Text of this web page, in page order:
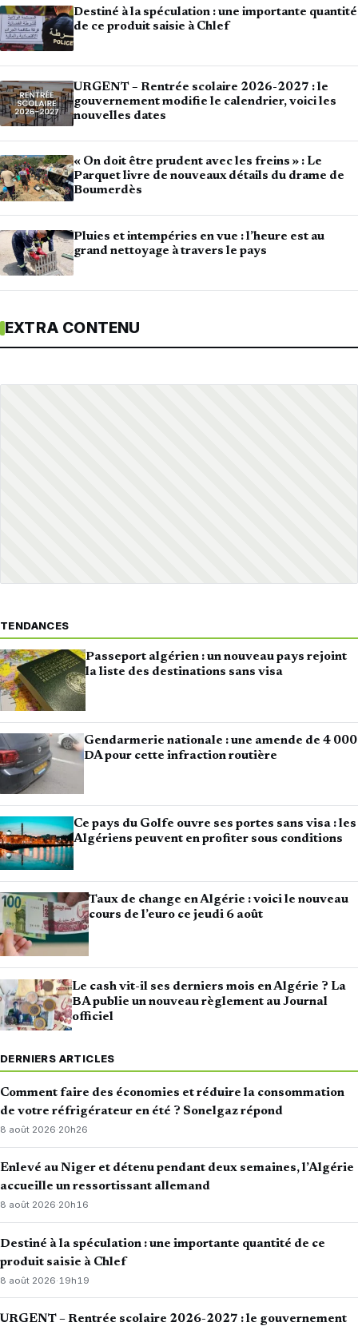
Destiné à la spéculation : une importante quantité
de ce produit saisie à Chlef
URGENT – Rentrée scolaire 2026-2027 : le
gouvernement modifie le calendrier, voici les
nouvelles dates
« On doit être prudent avec les freins » : Le
Parquet livre de nouveaux détails du drame de
Boumerdès
Pluies et intempéries en vue : l’heure est au
grand nettoyage à travers le pays
EXTRA CONTENU
TENDANCES
Passeport algérien : un nouveau pays rejoint
la liste des destinations sans visa
Gendarmerie nationale : une amende de 4 000
DA pour cette infraction routière
Ce pays du Golfe ouvre ses portes sans visa : les
Algériens peuvent en profiter sous conditions
Taux de change en Algérie : voici le nouveau
cours de l’euro ce jeudi 6 août
Le cash vit-il ses derniers mois en Algérie ? La
BA publie un nouveau règlement au Journal
officiel
DERNIERS ARTICLES
Comment faire des économies et réduire la consommation
de votre réfrigérateur en été ? Sonelgaz répond
8 août 2026·20h26
Enlevé au Niger et détenu pendant deux semaines, l’Algérie
accueille un ressortissant allemand
8 août 2026·20h16
Destiné à la spéculation : une importante quantité de ce
produit saisie à Chlef
8 août 2026· 19h19
URGENT – Rentrée scolaire 2026-2027 : le gouvernement